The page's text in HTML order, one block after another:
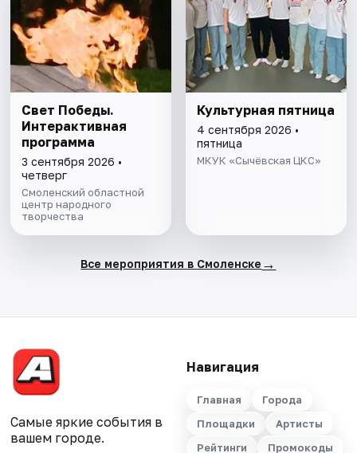
Свет Победы.
Интерактивная
программа
3 сентября 2026 •
четверг
Смоленский областной
центр народного
творчества
Культурная пятница
4 сентября 2026 •
пятница
МКУК «Сычёвская ЦКС»
Все мероприятия в Смоленске →
Самые яркие события в
вашем городе.
Навигация
Главная
Города
Площадки
Артисты
Рейтинги
Промокоды